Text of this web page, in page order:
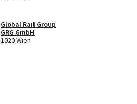
Global Rail Group
GRG GmbH
1020 Wien